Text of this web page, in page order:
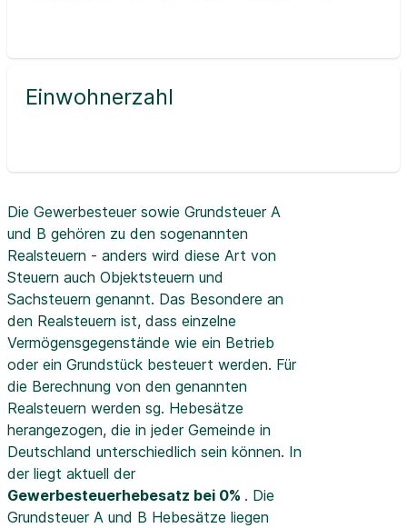
Einwohnerzahl
Die Gewerbesteuer sowie Grundsteuer A
und B gehören zu den sogenannten
Realsteuern - anders wird diese Art von
Steuern auch Objektsteuern und
Sachsteuern genannt. Das Besondere an
den Realsteuern ist, dass einzelne
Vermögensgegenstände wie ein Betrieb
oder ein Grundstück besteuert werden. Für
die Berechnung von den genannten
Realsteuern werden sg. Hebesätze
herangezogen, die in jeder Gemeinde in
Deutschland unterschiedlich sein können. In
der liegt aktuell der
Gewerbesteuerhebesatz bei 0% . Die
Grundsteuer A und B Hebesätze liegen